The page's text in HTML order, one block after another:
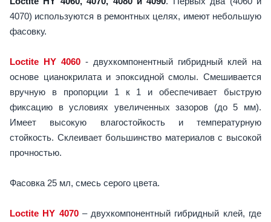
4070) используются в ремонтных целях, имеют небольшую
фасовку.
Loctite HY 4060 - двухкомпонентный гибридный клей на
основе цианокрилата и эпоксидной смолы. Смешивается
вручную в пропорции 1 к 1 и обеспечивает быструю
фиксацию в условиях увеличенных зазоров (до 5 мм).
Имеет высокую влагостойкость и температурную
стойкость. Склеивает большинство материалов с высокой
прочностью.
Фасовка 25 мл, смесь серого цвета.
Loctite HY 4070– двухкомпонентный гибридный клей, где